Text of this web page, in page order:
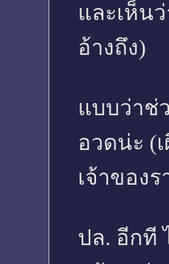
และเห็น
อ้างถึง)
แบบว่าช่
อวดน่ะ (
เจ้าของ
ปล. อีกที